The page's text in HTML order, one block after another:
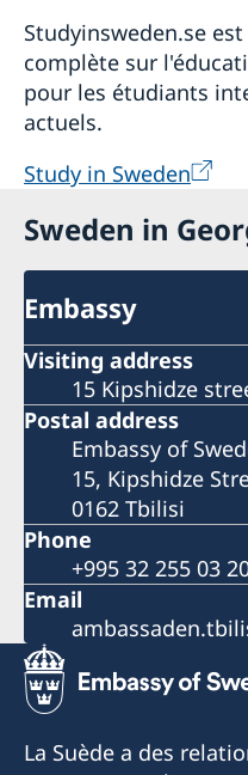
Studyinsweden.se
complète sur
pour les étudiants
actuels.
Study in Sweden
Sweden in
Embassy
Visiting address
15 Kipshidze
Postal address
Embassy of
15, Kipshidze
0162 Tbilisi
Phone
+995 32 255 03
Email
La Suède a des